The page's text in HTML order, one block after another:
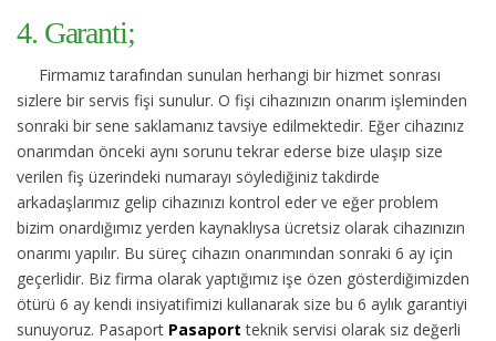
4. Garanti;
Firmamız tarafından sunulan herhangi bir hizmet sonrası
sizlere bir servis fişi sunulur. O fişi cihazınızın onarım işleminden
sonraki bir sene saklamanız tavsiye edilmektedir. Eğer cihazınız
onarımdan önceki aynı sorunu tekrar ederse bize ulaşıp size
verilen fiş üzerindeki numarayı söylediğiniz takdirde
arkadaşlarımız gelip cihazınızı kontrol eder ve eğer problem
bizim onardığımız yerden kaynaklıysa ücretsiz olarak cihazınızın
onarımı yapılır. Bu süreç cihazın onarımından sonraki 6 ay için
geçerlidir. Biz firma olarak yaptığımız işe özen gösterdiğimizden
ötürü 6 ay kendi insiyatifimizi kullanarak size bu 6 aylık garantiyi
sunuyoruz. Pasaport Pasaport teknik servisi olarak siz değerli